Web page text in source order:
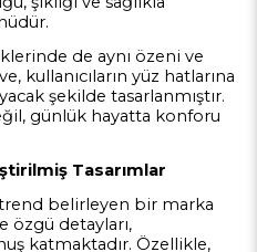
de aynı özeni ve
kullanıcıların yüz hatlarına
şekilde tasarlanmıştır.
günlük hayatta konforu
Tasarımlar
belirleyen bir marka
özgü detayları,
katmaktadır. Özellikle,